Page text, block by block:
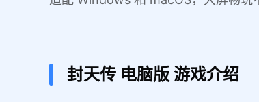
封天传 电脑版 游戏介绍